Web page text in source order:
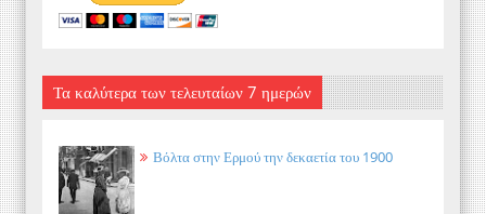
Τα καλύτερα των τελευταίων 7 ημερών
Βόλτα στην Ερμού την δεκαετία του 1900